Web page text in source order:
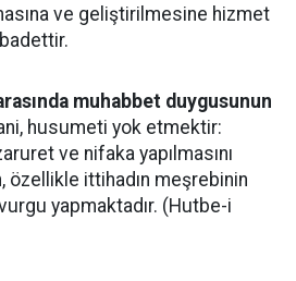
ve geliştirilmesine hizmet
muhabbet duygusunun
husumeti yok etmektir:
ve nifaka yapılmasını
özellikle ittihadın meşrebinin
yapmaktadır. (Hutbe-i